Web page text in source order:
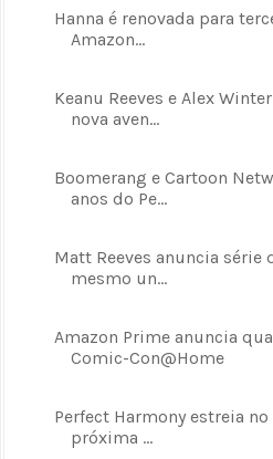
Hanna é renovada para
Amazon...
Keanu Reeves e Alex
nova aven...
Boomerang e Cartoon
anos do Pe...
Matt Reeves anuncia série
mesmo un...
Amazon Prime anuncia
Comic-Con@Home
Perfect Harmony estreia
próxima ...